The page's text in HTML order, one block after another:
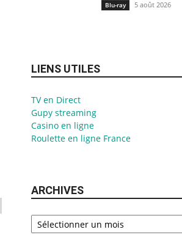
Blu-ray 5 août 2026
LIENS UTILES
TV en Direct
Gupy streaming
Casino en ligne
Roulette en ligne France
ARCHIVES
Archives